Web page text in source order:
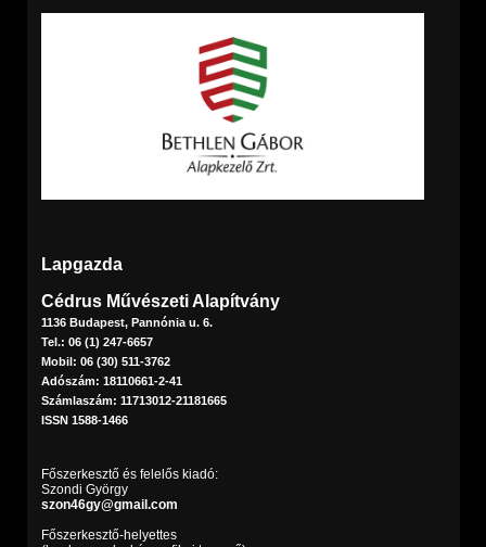
Lapgazda
Cédrus Művészeti Alapítvány
1136 Budapest, Pannónia u. 6.
Tel.: 06 (1) 247-6657
Mobil: 06 (30) 511-3762
Adószám: 18110661-2-41
Számlaszám: 11713012-21181665
ISSN 1588-1466
Főszerkesztő és felelős kiadó:
Szondi György
szon46gy@gmail.com
Főszerkesztő-helyettes